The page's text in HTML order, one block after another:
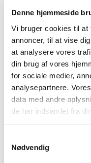
Denne hjemmeside
Vi bruger cookies til at
annoncer, til at vise
at analysere vores
din brug af vores
for sociale medier,
analysepartnere.
data med andre
de har indsamlet fra
Nødvendig